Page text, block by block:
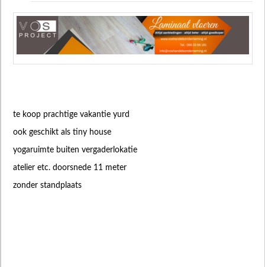
te koop prachtige vakantie yurd
ook geschikt als tiny house
yogaruimte buiten vergaderlokatie
atelier etc. doorsnede 11 meter
zonder standplaats